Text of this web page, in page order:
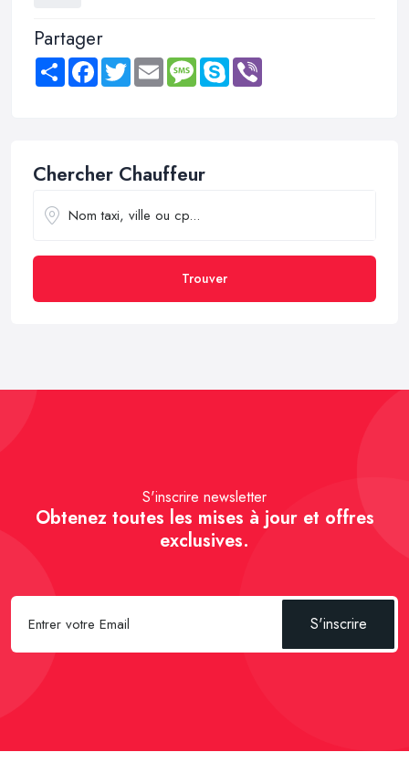
Partager
Share FacebookTwitter Email MessageSkype
Chercher Chauffeur
Trouver
S'inscrire newsletter
Obtenez toutes les mises à jour et offres
exclusives.
S'inscrire